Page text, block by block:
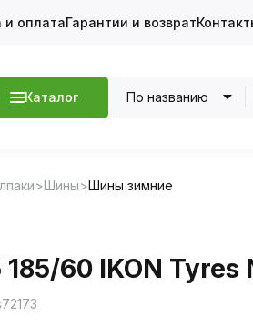
и оплатаГарантии и возврат
Каталог По названию
Шины Шины зимние
60 IKON Tyres